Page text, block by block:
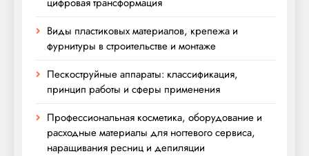
Виды пластиковых материалов, крепежа и
фурнитуры в строительстве и монтаже
Пескоструйные аппараты: классификация,
принцип работы и сферы применения
Профессиональная косметика, оборудование и
расходные материалы для ногтевого сервиса,
наращивания ресниц и депиляции